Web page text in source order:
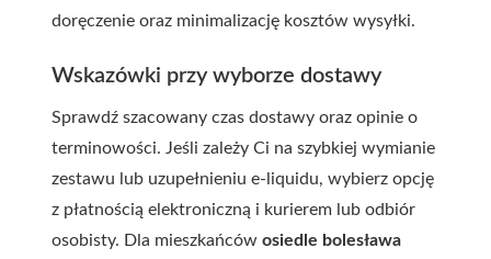
doręczenie oraz minimalizację kosztów wysyłki.
Wskazówki przy wyborze dostawy
Sprawdź szacowany czas dostawy oraz opinie o
terminowości. Jeśli zależy Ci na szybkiej wymianie
zestawu lub uzupełnieniu e-liquidu, wybierz opcję
z płatnością elektroniczną i kurierem lub odbiór
osobisty. Dla mieszkańców osiedle bolesława